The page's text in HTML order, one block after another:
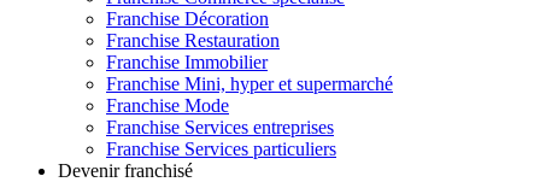
Franchise Décoration
Franchise Restauration
Franchise Immobilier
Franchise Mini, hyper et supermarché
Franchise Mode
Franchise Services entreprises
Franchise Services particuliers
Devenir franchisé